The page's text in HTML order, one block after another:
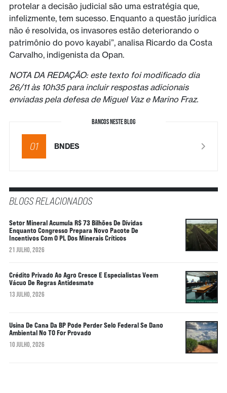
protelar a decisão judicial são uma estratégia que,
infelizmente, tem sucesso. Enquanto a questão jurídica
não é resolvida, os invasores estão deteriorando o
patrimônio do povo kayabi”, analisa Ricardo da Costa
Carvalho, indigenista da Opan.
NOTA DA REDAÇÃO: este texto foi modificado dia
26/11 às 10h35 para incluir respostas adicionais
enviadas pela defesa de Miguel Vaz e Marino Fraz.
BANCOS NESTE BLOG
01 BNDES
BLOGS RELACIONADOS
Setor Mineral Acumula R$ 73 Bilhões De Dívidas
Enquanto Congresso Prepara Novo Pacote De
Incentivos Com O PL Dos Minerais Críticos
21 JULHO, 2026
Crédito Privado Ao Agro Cresce E Especialistas Veem
Vácuo De Regras Antidesmate
13 JULHO, 2026
Usina De Cana Da BP Pode Perder Selo Federal Se Dano
Ambiental No TO For Provado
10 JULHO, 2026